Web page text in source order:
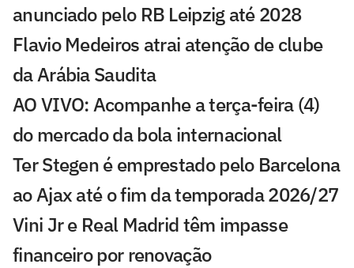
anunciado pelo RB Leipzig até 2028
Flavio Medeiros atrai atenção de clube
da Arábia Saudita
AO VIVO: Acompanhe a terça-feira (4)
do mercado da bola internacional
Ter Stegen é emprestado pelo Barcelona
ao Ajax até o fim da temporada 2026/27
Vini Jr e Real Madrid têm impasse
financeiro por renovação